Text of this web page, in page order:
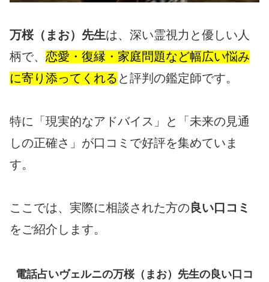
万桜（まお）先生は、深い霊視力と優しい人
柄で、 恋愛・復縁・家庭問題など幅広い悩み
に寄り添ってくれる と評判の鑑定師です。
特に「現実的なアドバイス」と「未来の見通
しの正確さ」が口コミで好評を集めていま
す。
ここでは、実際に相談された方の 良い口コミ
をご紹介します。
電話占いヴェルニの万桜（まお）先生の良い口コ